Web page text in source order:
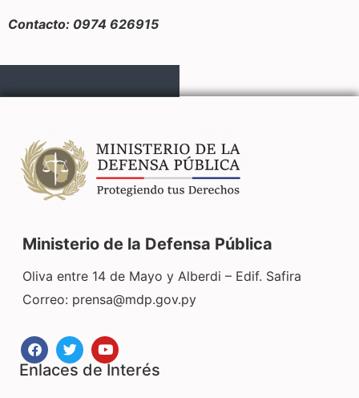
Contacto: 0974 626915
Ministerio de la Defensa Pública
Oliva entre 14 de Mayo y Alberdi – Edif. Safira
Correo: prensa@mdp.gov.py
Enlaces de Interés